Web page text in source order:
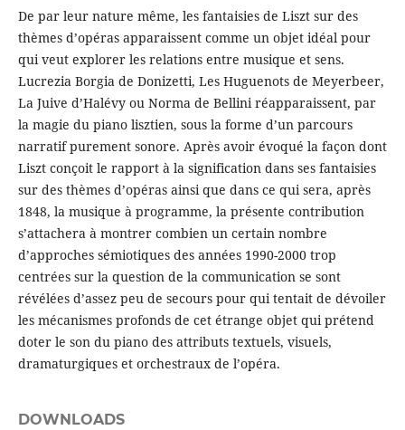
De par leur nature même, les fantaisies de Liszt sur des
thèmes d’opéras apparaissent comme un objet idéal pour
qui veut explorer les relations entre musique et sens.
Lucrezia Borgia de Donizetti, Les Huguenots de Meyerbeer,
La Juive d’Halévy ou Norma de Bellini réapparaissent, par
la magie du piano lisztien, sous la forme d’un parcours
narratif purement sonore. Après avoir évoqué la façon dont
Liszt conçoit le rapport à la signification dans ses fantaisies
sur des thèmes d’opéras ainsi que dans ce qui sera, après
1848, la musique à programme, la présente contribution
s’attachera à montrer combien un certain nombre
d’approches sémiotiques des années 1990-2000 trop
centrées sur la question de la communication se sont
révélées d’assez peu de secours pour qui tentait de dévoiler
les mécanismes profonds de cet étrange objet qui prétend
doter le son du piano des attributs textuels, visuels,
dramaturgiques et orchestraux de l’opéra.
DOWNLOADS